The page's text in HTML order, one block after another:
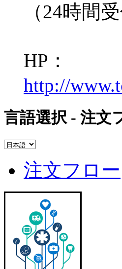
（24時間受
HP：
http://
言語選択 - 注文
注文フロー